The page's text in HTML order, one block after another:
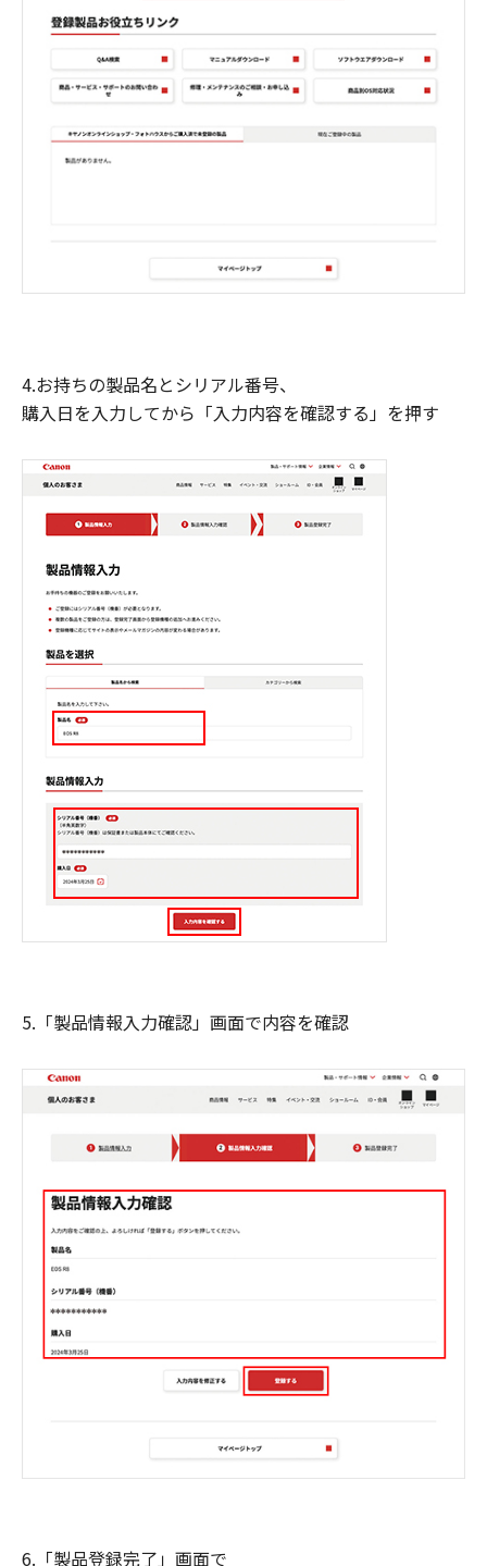
4.お持ちの製品名とシリアル番号、
購入日を入力してから「入力内容を確認する」を押す
5.「製品情報入力確認」画面で内容を確認
6.「製品登録完了」画面で